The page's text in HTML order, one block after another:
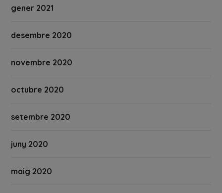
gener 2021
desembre 2020
novembre 2020
octubre 2020
setembre 2020
juny 2020
maig 2020